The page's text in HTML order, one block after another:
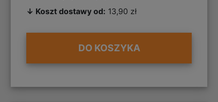
↓ Koszt dostawy od: 13,90 zł
DO KOSZYKA